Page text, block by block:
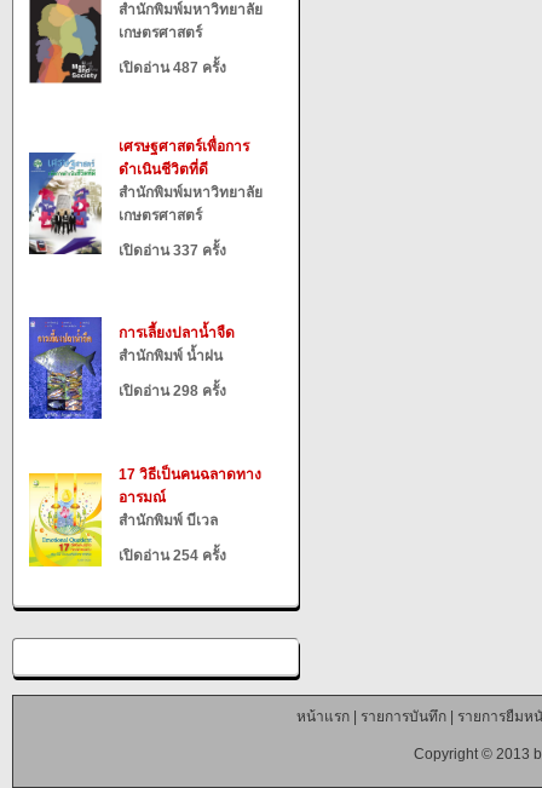
สำนักพิมพ์มหาวิทยาลัย
เกษตรศาสตร์
เปิดอ่าน 487 ครั้ง
เศรษฐศาสตร์เพื่อการ
ดำเนินชีวิตที่ดี
สำนักพิมพ์มหาวิทยาลัย
เกษตรศาสตร์
เปิดอ่าน 337 ครั้ง
การเลี้ยงปลาน้ำจืด
สำนักพิมพ์ น้ำฝน
เปิดอ่าน 298 ครั้ง
17 วิธีเป็นคนฉลาดทาง
อารมณ์
สำนักพิมพ์ บีเวล
เปิดอ่าน 254 ครั้ง
หน้าแรก| รายการบันทึก| รายการยืมห
Copyright © 2013